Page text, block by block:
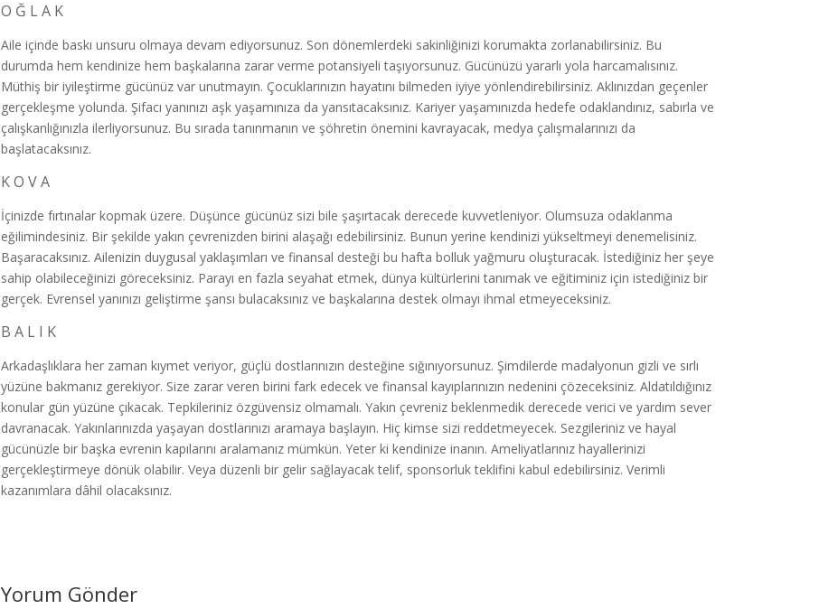
O Ğ L A K
Aile içinde baskı unsuru olmaya devam ediyorsunuz. Son dönemlerdeki sakinliğinizi korumakta zorlanabilirsiniz. Bu
durumda hem kendinize hem başkalarına zarar verme potansiyeli taşıyorsunuz. Gücünüzü yararlı yola harcamalısınız.
Müthiş bir iyileştirme gücünüz var unutmayın. Çocuklarınızın hayatını bilmeden iyiye yönlendirebilirsiniz. Aklınızdan geçenler
gerçekleşme yolunda. Şifacı yanınızı aşk yaşamınıza da yansıtacaksınız. Kariyer yaşamınızda hedefe odaklandınız, sabırla ve
çalışkanlığınızla ilerliyorsunuz. Bu sırada tanınmanın ve şöhretin önemini kavrayacak, medya çalışmalarınızı da
başlatacaksınız.
K O V A
İçinizde fırtınalar kopmak üzere. Düşünce gücünüz sizi bile şaşırtacak derecede kuvvetleniyor. Olumsuza odaklanma
eğilimindesiniz. Bir şekilde yakın çevrenizden birini alaşağı edebilirsiniz. Bunun yerine kendinizi yükseltmeyi denemelisiniz.
Başaracaksınız. Ailenizin duygusal yaklaşımları ve finansal desteği bu hafta bolluk yağmuru oluşturacak. İstediğiniz her şeye
sahip olabileceğinizi göreceksiniz. Parayı en fazla seyahat etmek, dünya kültürlerini tanımak ve eğitiminiz için istediğiniz bir
gerçek. Evrensel yanınızı geliştirme şansı bulacaksınız ve başkalarına destek olmayı ihmal etmeyeceksiniz.
B A L I K
Arkadaşlıklara her zaman kıymet veriyor, güçlü dostlarınızın desteğine sığınıyorsunuz. Şimdilerde madalyonun gizli ve sırlı
yüzüne bakmanız gerekiyor. Size zarar veren birini fark edecek ve finansal kayıplarınızın nedenini çözeceksiniz. Aldatıldığınız
konular gün yüzüne çıkacak. Tepkileriniz özgüvensiz olmamalı. Yakın çevreniz beklenmedik derecede verici ve yardım sever
davranacak. Yakınlarınızda yaşayan dostlarınızı aramaya başlayın. Hiç kimse sizi reddetmeyecek. Sezgileriniz ve hayal
gücünüzle bir başka evrenin kapılarını aralamanız mümkün. Yeter ki kendinize inanın. Ameliyatlarınız hayallerinizi
gerçekleştirmeye dönük olabilir. Veya düzenli bir gelir sağlayacak telif, sponsorluk teklifini kabul edebilirsiniz. Verimli
kazanımlara dâhil olacaksınız.
Yorum Gönder